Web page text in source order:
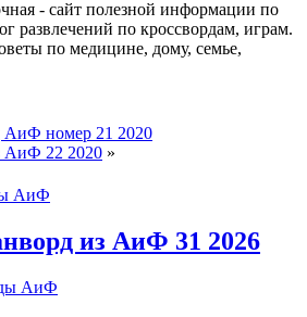
АиФ номер 21 2020
АиФ 22 2020 »
из АиФ 31 2026